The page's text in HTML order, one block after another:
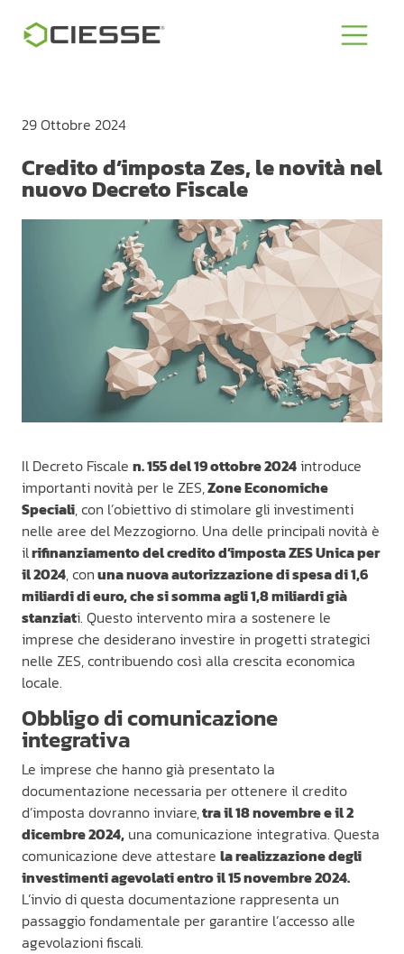
29 Ottobre 2024
Credito d’imposta Zes, le novità nel
nuovo Decreto Fiscale
Il Decreto Fiscale n. 155 del 19 ottobre 2024introduce
importanti novità per le ZES,Zone Economiche
Speciali, con l’obiettivo di stimolare gli investimenti
nelle aree del Mezzogiorno. Una delle principali novità è
ilrifinanziamento del credito d’imposta ZES Unica per
il 2024, conuna nuova autorizzazione di spesa di 1,6
miliardi di euro, che si somma agli 1,8 miliardi già
stanziati. Questo intervento mira a sostenere le
imprese che desiderano investire in progetti strategici
nelle ZES, contribuendo così alla crescita economica
locale.
Obbligo di comunicazione
integrativa
Le imprese che hanno già presentato la
documentazione necessaria per ottenere il credito
d’imposta dovranno inviare,tra il 18 novembre e il 2
dicembre 2024, una comunicazione integrativa. Questa
comunicazione deve attestare la realizzazione degli
investimenti agevolati entro il 15 novembre 2024.
L’invio di questa documentazione rappresenta un
passaggio fondamentale per garantire l’accesso alle
agevolazioni fiscali.